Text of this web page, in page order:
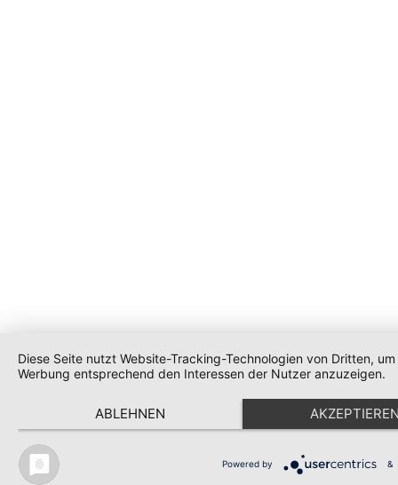
Diese Seite nutzt Website-Tracking-Technologien von Dritten,
Werbung entsprechend den Interessen der Nutzer anzuzeigen.
ABLEHNEN
Powered by &